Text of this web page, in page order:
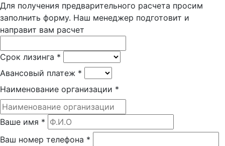
Для получения предварительного расчета просим
заполнить форму. Наш менеджер подготовит и
направит вам расчет
Срок лизинга *
Авансовый платеж *
Наименование организации *
Ваше имя *
Ваш номер телефона *